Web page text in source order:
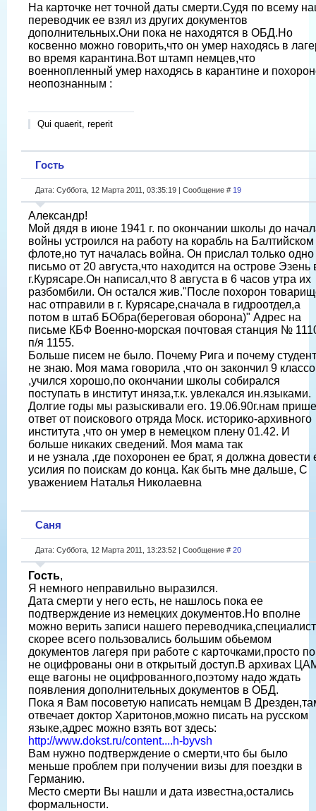
На карточке нет точной даты смерти.Судя по всему
переводчик ее взял из других документов
дополнительных.Они пока не находятся в ОБД.Но
косвенно можно говорить,что он умер находясь в
во время карантина.Вот штамп немцев,что
военнопленный умер находясь в карантине и
неопознанным :
Qui quaerit, reperit
Гость
Дата: Суббота, 12 Марта 2011, 03:35:19 | Сообщение # 19
Александр!
Мой дядя в июне 1941 г. по окончании школы до
войны устроился на работу на корабль на Балтийском
флоте,но тут началась война. Он прислал только одно
письмо от 20 августа,что находится на острове Эзень
г.Курясаре.Он написал,что 8 августа в 6 часов утра их
разбомбили. Он остался жив."После похорон
нас отправили в г. Курясаре,сначала в гидроотдел,а
потом в штаб БОбра(береговая оборона)" Адрес на
письме КБФ Военно-морская почтовая станция №
п/я 1155.
Больше писем не было. Почему Рига и почему
не знаю. Моя мама говорила ,что он закончил 9
,учился хорошо,по окончании школы собирался
поступать в институт иняза,т.к. увлекался ин.языками.
Долгие годы мы разыскивали его. 19.06.90г.нам
ответ от поискового отряда Моск. историко-архивного
института ,что он умер в немецком плену 01.42. И
больше никаких сведений. Моя мама так
и не узнала ,где похоронен ее брат, я должна довести
усилия по поискам до конца. Как быть мне дальше, С
уважением Наталья Николаевна
Саня
Дата: Суббота, 12 Марта 2011, 13:23:52 | Сообщение # 20
Гость,
Я немного неправильно выразился.
Дата смерти у него есть, не нашлось пока ее
подтверждение из немецких документов.Но вполне
можно верить записи нашего
скорее всего пользовались большим обьемом
документов лагеря при работе с карточками,просто
не оцифрованы они в открытый доступ.В архивах
еще вагоны не оцифрованного,поэтому надо ждать
появления дополнительных документов в ОБД.
Пока я Вам посоветую написать немцам В
отвечает доктор Харитонов,можно писать на русском
языке,адрес можно взять вот здесь:
http://www.dokst.ru/content....h-byvsh
Вам нужно подтверждение о смерти,что бы было
меньше проблем при получении визы для поездки в
Германию.
Место смерти Вы нашли и дата известна,остались
формальности.